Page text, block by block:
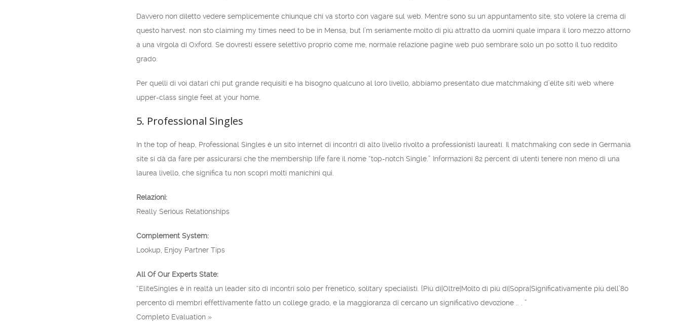
Davvero non diletto vedere semplicemente chiunque chi va storto con vagare sul web. Mentre sono su un appuntamento site, sto volere la crema di
questo harvest. non sto claiming my times need to be in Mensa, but I’m seriamente molto di più attratto da uomini quale impara il loro mezzo attorno
a una virgola di Oxford. Se dovresti essere selettivo proprio come me, normale relazione pagine web può sembrare solo un po sotto il tuo reddito
grado.
Per quelli di voi datari chi put grande requisiti e ha bisogno qualcuno al loro livello, abbiamo presentato due matchmaking d’élite siti web where
upper-class single feel at your home.
5. Professional Singles
In the top of heap, Professional Singles è un sito internet di incontri di alto livello rivolto a professionisti laureati. Il matchmaking con sede in Germania
site si dà da fare per assicurarsi che the membership life fare il nome “top-notch Single.” Informazioni 82 percent di utenti tenere non meno di una
laurea livello, che significa tu non scopri molti manichini qui.
Relazioni:
Really Serious Relationships
Complement System:
Lookup, Enjoy Partner Tips
All Of Our Experts State:
“EliteSingles è in realtà un leader sito di incontri solo per frenetico, solitary specialisti. {Più di|Oltre|Molto di più di|Sopra|Significativamente più dell’80
percento di membri effettivamente fatto un college grado, e la maggioranza di cercano un significativo devozione .. . ”
Completo Evaluation »